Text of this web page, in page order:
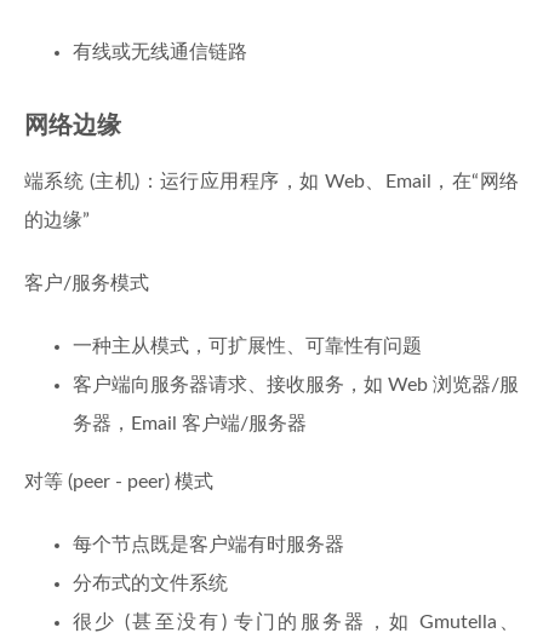
有线或无线通信链路
网络边缘
端系统 (主机)：运行应用程序，如 Web、Email，在“网络
的边缘”
客户/服务模式
一种主从模式，可扩展性、可靠性有问题
客户端向服务器请求、接收服务，如 Web 浏览器/服
务器，Email 客户端/服务器
对等 (peer - peer) 模式
每个节点既是客户端有时服务器
分布式的文件系统
很少 (甚至没有) 专门的服务器，如 Gmutella、